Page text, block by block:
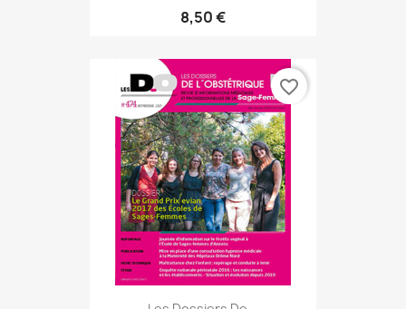
8,50 €
favorite_border